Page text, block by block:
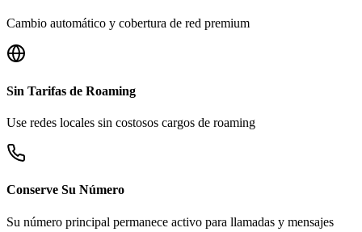
Cambio automático y cobertura de red premium
Sin Tarifas de Roaming
Use redes locales sin costosos cargos de roaming
Conserve Su Número
Su número principal permanece activo para llamadas y mensajes